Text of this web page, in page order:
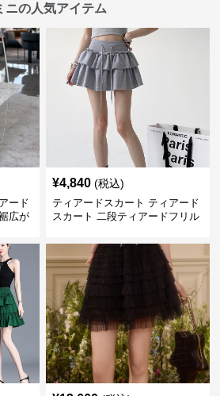
ニの人気アイテム
ード
広が
¥4,840 (税込)
ティアードスカート ティアード
スカート 二段ティアードフリル